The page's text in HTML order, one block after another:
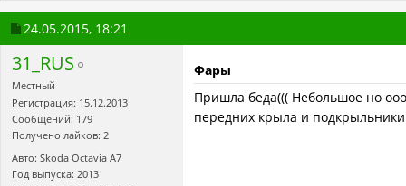
24.05.2015, 18:21
31_RUS
Местный
Регистрация: 15.12.2013
Сообщений: 179
Получено лайков: 2
Авто: Skoda Octavia A7
Год выпуска: 2013
Фары
Пришла беда((( Небольшое но
передних крыла и